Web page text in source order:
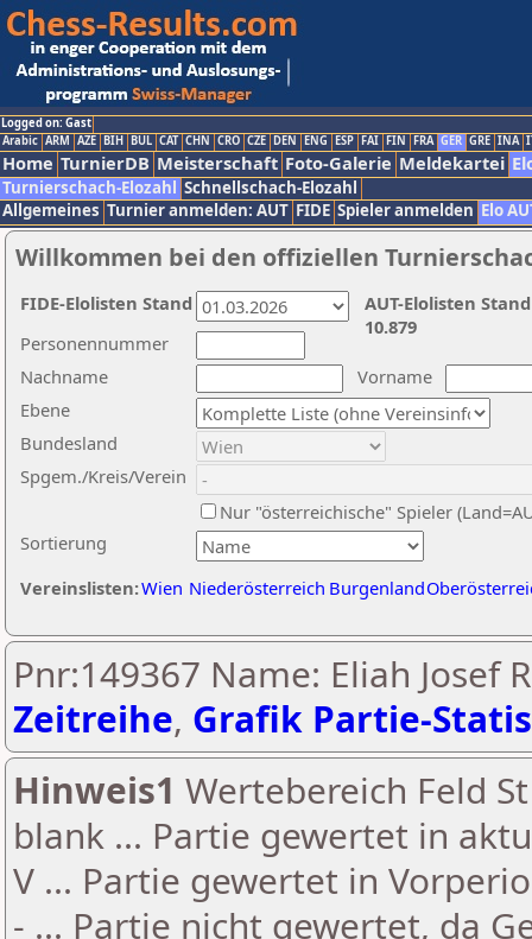
Logged on: Gast
Arabic ARM AZE BIH BUL CAT CHN CRO CZE DEN ENG ESP FAI FIN FRA GER GRE INA
Home TurnierDB Meisterschaft Foto-Galerie Meldekartei
Turnierschach-Elozahl Schnellschach-Elozahl
Allgemeines Turnier anmelden: AUT FIDE Spieler anmelden Elo
Willkommen bei den offiziellen
Nachname
Vorname
Ebene
Sortierung
Personennummer
Bundesland
Spgem./Kreis/Verein
Nur "österreichische" Spieler
Vereinslisten:Wien Niederösterreich Burgenland
AUT-Elolisten
10.879
FIDE-Elolisten Stand
Pnr:149367 Name: Eliah Josef
Zeitreihe, Grafik Partie-
Hinweis1 Wertebereich Feld
blank ... Partie gewertet in
V ... Partie gewertet in
- ... Partie nicht gewertet, da